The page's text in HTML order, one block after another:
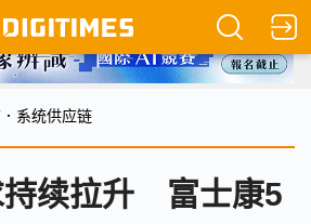
系统供应链
持续拉升 富士康5